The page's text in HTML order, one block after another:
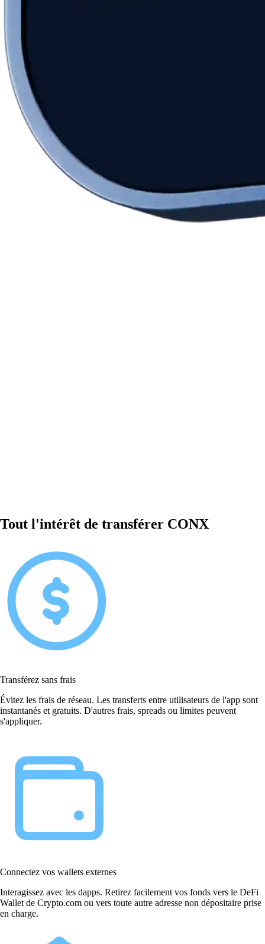
Tout l'intérêt de transférer CONX
Transférez sans frais
Évitez les frais de réseau. Les transferts entre utilisateurs de l'app sont
instantanés et gratuits. D'autres frais, spreads ou limites peuvent
s'appliquer.
Connectez vos wallets externes
Interagissez avec les dapps. Retirez facilement vos fonds vers le DeFi
Wallet de Crypto.com ou vers toute autre adresse non dépositaire prise
en charge.